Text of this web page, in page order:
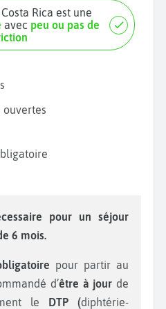
pour les pêcheurs et
San José, possède des
éducatives telles que le
qu’un grand nombre de
Rica,
et de Design costaricien
votre visite par les
Monument National en
les sportifs pourront
comme le surf, la
plongée.
avec peu ou pas de
ouvertes
6 mois.
pour partir au
d’être à jour de
le
DTP (diphtérie-